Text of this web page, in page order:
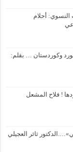
النسوي: أحلام
وكوردستان … بقلم:
! فلاح المشعل
ثائر العجيلي